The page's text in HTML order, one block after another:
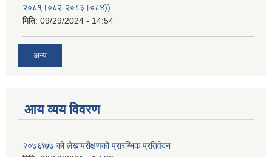
२०८१्।०८२-२०८३।०८४))
मिति: 09/29/2024 - 14:54
अन्य
आय व्यय विवरण
२०७६\७७ को लेखापरीक्षणको प्रारम्भिक प्रतिवेदन